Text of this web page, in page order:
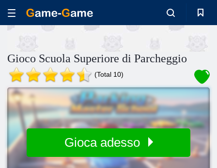
Gioco Scuola Superiore di Parcheggio
(Total 10)
Gioca adesso